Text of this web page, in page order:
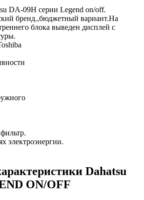
DA-09H серии Legend on/off.
бренд.,бюджетный вариант.На
блока выведен дисплей с
электроэнергии.
Dahatsu
ON/OFF